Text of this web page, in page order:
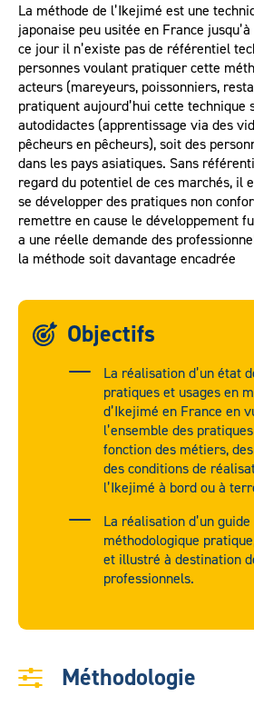
La méthode de l’Ikejimé est une
japonaise peu usitée en France
ce jour il n’existe pas de référentiel
personnes voulant pratiquer cette
acteurs (mareyeurs, poissonniers,
pratiquent aujourd’hui cette technique
autodidactes (apprentissage via des
pêcheurs en pêcheurs), soit des
dans les pays asiatiques. Sans
regard du potentiel de ces marchés, il
se développer des pratiques non
remettre en cause le développement
a une réelle demande des
la méthode soit davantage encadrée
Objectifs
La réalisation d’un état
pratiques et usages en
d’Ikejimé en France en
l’ensemble des
fonction des métiers,
des conditions de
l’Ikejimé à bord ou à
La réalisation d’un guide
méthodologique
et illustré à destination
professionnels.
Méthodologie